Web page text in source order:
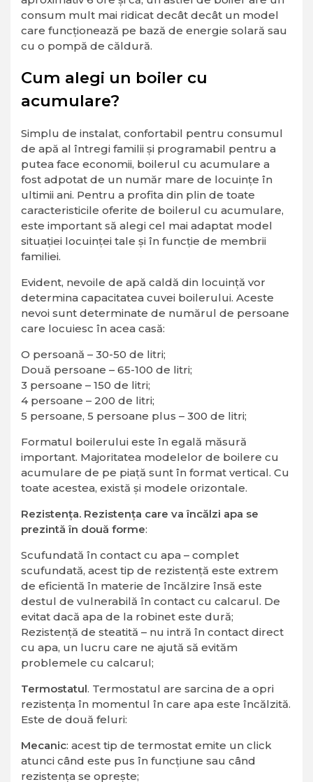
consum mult mai ridicat decât decât un model
care funcționează pe bază de energie solară sau
cu o pompă de căldură.
Cum alegi un boiler cu
acumulare?
Simplu de instalat, confortabil pentru consumul
de apă al întregi familii și programabil pentru a
putea face economii, boilerul cu acumulare a
fost adpotat de un număr mare de locuințe în
ultimii ani. Pentru a profita din plin de toate
caracteristicile oferite de boilerul cu acumulare,
este important să alegi cel mai adaptat model
situației locuinței tale și în funcție de membrii
familiei.
Evident, nevoile de apă caldă din locuință vor
determina capacitatea cuvei boilerului. Aceste
nevoi sunt determinate de numărul de persoane
care locuiesc în acea casă:
O persoană – 30-50 de litri;
Două persoane – 65-100 de litri;
3 persoane – 150 de litri;
4 persoane – 200 de litri;
5 persoane, 5 persoane plus – 300 de litri;
Formatul boilerului este în egală măsură
important. Majoritatea modelelor de boilere cu
acumulare de pe piață sunt în format vertical. Cu
toate acestea, există și modele orizontale.
Rezistența. Rezistența care va încălzi apa se
prezintă în două forme:
Scufundată în contact cu apa – complet
scufundată, acest tip de rezistență este extrem
de eficientă în materie de încălzire însă este
destul de vulnerabilă în contact cu calcarul. De
evitat dacă apa de la robinet este dură;
Rezistență de steatită – nu intră în contact direct
cu apa, un lucru care ne ajută să evităm
problemele cu calcarul;
Termostatul. Termostatul are sarcina de a opri
rezistența în momentul în care apa este încălzită.
Este de două feluri:
Mecanic: acest tip de termostat emite un click
atunci când este pus în funcțiune sau când
rezistența se oprește;